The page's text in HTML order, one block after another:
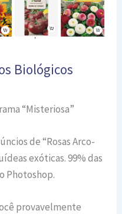
Biológicos
“Misteriosa”
de “Rosas Arco-
exóticas. 99% das
Photoshop.
provavelmente